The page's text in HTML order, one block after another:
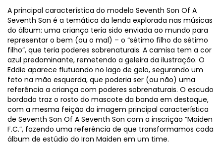
A principal característica do modelo Seventh Son Of A
Seventh Son é a temática da lenda explorada nas músicas
do álbum: uma criança teria sido enviada ao mundo para
representar o bem (ou o mal) – o “sétimo filho do sétimo
filho”, que teria poderes sobrenaturais. A camisa tem a cor
azul predominante, remetendo a geleira da ilustração. O
Eddie aparece flutuando no lago de gelo, segurando um
feto na mão esquerda, que poderia ser (ou não) uma
referência a criança com poderes sobrenaturais. O escudo
bordado traz o rosto do mascote da banda em destaque,
com a mesma feição da imagem principal característica
de Seventh Son Of A Seventh Son com a inscrição “Maiden
F.C.”, fazendo uma referência de que transformamos cada
álbum de estúdio do Iron Maiden em um time.